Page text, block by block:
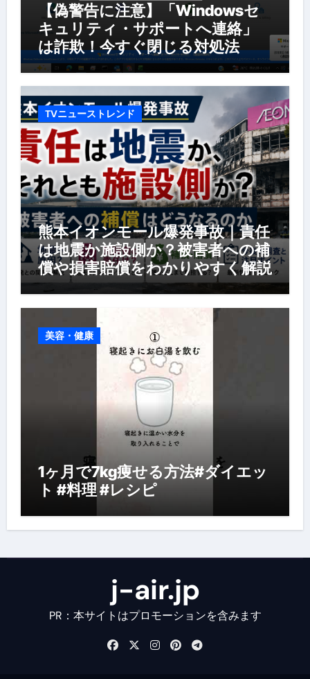
【偽警告に注意】「Windowsセ
キュリティ・サポートへ連絡」
は詐欺！今すぐ閉じる対処法
TVニューストレンド
熊本イオンモール爆発事故｜責任
は地震か施設側か？被害者への補
償や損害賠償をわかりやすく解説
美容・健康
1ヶ月で7kg痩せる方法#ダイエッ
ト #料理 #レシピ
j-air.jp
PR：本サイトはプロモーションを含みます